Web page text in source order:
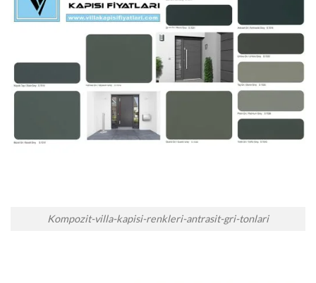
Kompozit-villa-kapisi-renkleri-antrasit-gri-tonlari